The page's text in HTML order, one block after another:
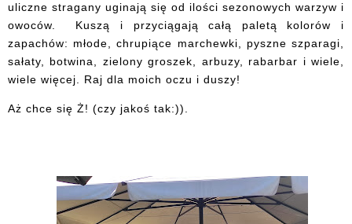
uliczne stragany uginają się od ilości sezonowych warzyw i
owoców. Kuszą i przyciągają całą paletą kolorów i
zapachów: młode, chrupiące marchewki, pyszne szparagi,
sałaty, botwina, zielony groszek, arbuzy, rabarbar i wiele,
wiele więcej. Raj dla moich oczu i duszy!
Aż chce się Ż! (czy jakoś tak:)).